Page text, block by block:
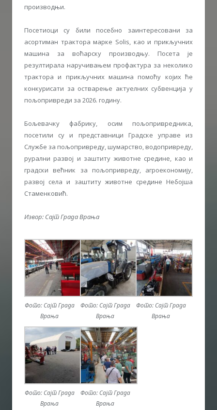
производњи.
Посетиоци су били посебно заинтересовани за
асортиман трактора марке Solis, као и прикључних
машина за воћарску производњу. Посета је
резултирала наручивањем профактура за неколико
трактора и прикључних машина помоћу којих ће
конкурисати за остварење актуелних субвенција у
пољопривреди за 2026. годину.
Бољевачку фабрику, осим пољопривредника,
посетили су и представници Градске управе из
Службе за пољопривреду, шумарство, водопривреду,
рурални развој и заштиту животне средине, као и
градски већник за пољопривреду, агроекономију,
развој села и заштиту животне средине Небојша
Стаменковић.
Извор: Сајт Града Врања
Фото: Сајт Града
Врања
Фото: Сајт Града
Врања
Фото: Сајт Града
Врања
Фото: Сајт Града
Врања
Фото: Сајт Града
Врања